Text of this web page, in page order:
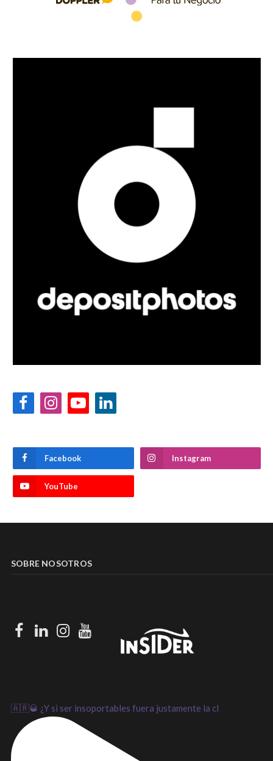
FacebookInstagramYouTubeLinkedIn
Facebook Instagram
YouTube
SOBRE NOSOTROS
Facebook
LinkedIn
Instagram
Youtube
🇦🇷🥃 ¿Y si ser insoportables fuera justamente la cl